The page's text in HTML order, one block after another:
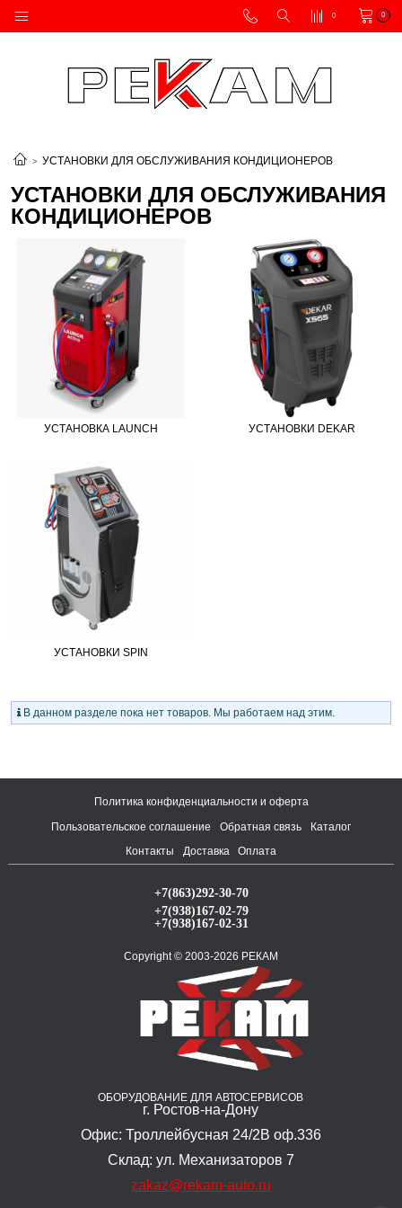
0 0
УСТАНОВКИ ДЛЯ ОБСЛУЖИВАНИЯ КОНДИЦИОНЕРОВ
УСТАНОВКИ ДЛЯ ОБСЛУЖИВАНИЯ
КОНДИЦИОНЕРОВ
УСТАНОВКА LAUNCH УСТАНОВКИ DEKAR
УСТАНОВКИ SPIN
В данном разделе пока нет товаров. Мы работаем над этим.
Политика конфиденциальности и оферта
Пользовательское соглашение
Обратная связь
Каталог
Контакты
Доставка Оплата
+7(863)292-30-70
+7(938)167-02-79
+7(938)167-02-31
Copyright © 2003-2026 РЕКАМ
ОБОРУДОВАНИЕ ДЛЯ АВТОСЕРВИСОВ
г. Ростов-на-Дону
Офис: Троллейбусная 24/2В оф.336
Склад: ул. Механизаторов 7
zakaz@rekam-auto.ru